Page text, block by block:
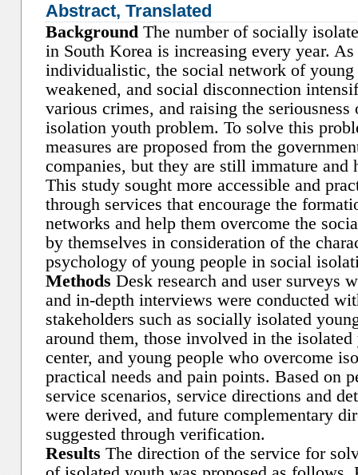
Abstract, Translated
BackgroundThe number of socially
in South Korea is increasing every year.
individualistic, the social network of young
weakened, and social disconnection
various crimes, and raising the seriousness
isolation youth problem. To solve this
measures are proposed from the
companies, but they are still immature and
This study sought more accessible and
through services that encourage the
networks and help them overcome the
by themselves in consideration of the
psychology of young people in social
Methods Desk research and user surveys
and in-depth interviews were conducted
stakeholders such as socially isolated
around them, those involved in the isolated
center, and young people who overcome
practical needs and pain points. Based on
service scenarios, service directions and
were derived, and future complementary
suggested through verification.
Results The direction of the service for